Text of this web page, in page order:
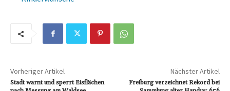
Vorheriger Artikel
Stadt warnt und sperrt Eisflächen
Nächster Artikel
Freiburg verzeichnet Rekord bei